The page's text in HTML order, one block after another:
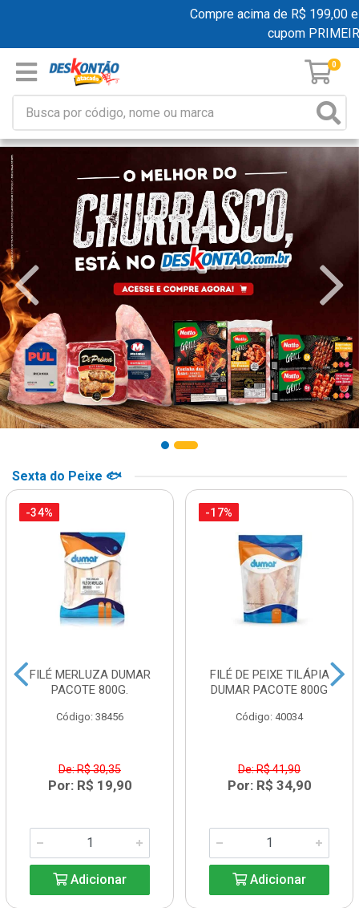
Compre acima de R$ 199,00 e
cupom
0
Sexta do Peixe 🐟
-34%
FILÉ MERLUZA DUMAR
PACOTE 800G.
Código: 38456
De: R$ 30,35
Por: R$ 19,90
Adicionar
-17%
FILÉ DE PEIXE TILÁPIA
DUMAR PACOTE 800G
Código: 40034
De: R$ 41,90
Por: R$ 34,90
Adicionar